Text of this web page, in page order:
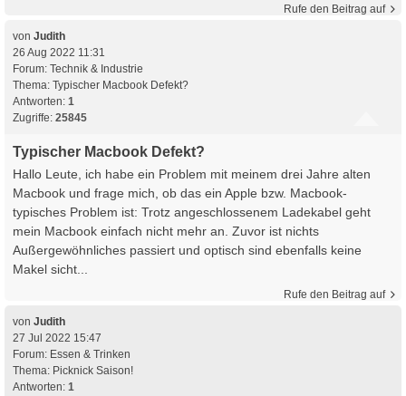
Rufe den Beitrag auf
von Judith
26 Aug 2022 11:31
Forum: Technik & Industrie
Thema: Typischer Macbook Defekt?
Antworten: 1
Zugriffe: 25845
Typischer Macbook Defekt?
Hallo Leute, ich habe ein Problem mit meinem drei Jahre alten
Macbook und frage mich, ob das ein Apple bzw. Macbook-
typisches Problem ist: Trotz angeschlossenem Ladekabel geht
mein Macbook einfach nicht mehr an. Zuvor ist nichts
Außergewöhnliches passiert und optisch sind ebenfalls keine
Makel sicht...
Rufe den Beitrag auf
von Judith
27 Jul 2022 15:47
Forum: Essen & Trinken
Thema: Picknick Saison!
Antworten: 1